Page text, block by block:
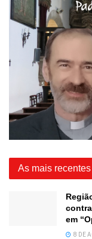
As mais recentes
em
8 DE